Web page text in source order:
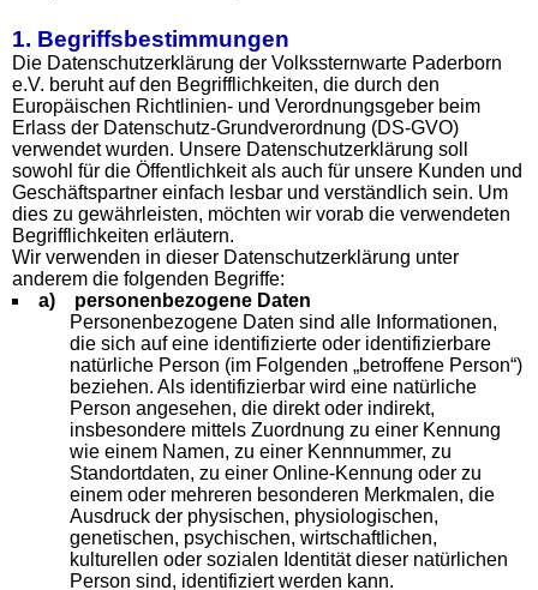
1. Begriffsbestimmungen
Die Datenschutzerklärung der Volkssternwarte Paderborn
e.V. beruht auf den Begrifflichkeiten, die durch den
Europäischen Richtlinien- und Verordnungsgeber beim
Erlass der Datenschutz-Grundverordnung (DS-GVO)
verwendet wurden. Unsere Datenschutzerklärung soll
sowohl für die Öffentlichkeit als auch für unsere Kunden und
Geschäftspartner einfach lesbar und verständlich sein. Um
dies zu gewährleisten, möchten wir vorab die verwendeten
Begrifflichkeiten erläutern.
Wir verwenden in dieser Datenschutzerklärung unter
anderem die folgenden Begriffe:
a) personenbezogene Daten
Personenbezogene Daten sind alle Informationen,
die sich auf eine identifizierte oder identifizierbare
natürliche Person (im Folgenden „betroffene Person“)
beziehen. Als identifizierbar wird eine natürliche
Person angesehen, die direkt oder indirekt,
insbesondere mittels Zuordnung zu einer Kennung
wie einem Namen, zu einer Kennnummer, zu
Standortdaten, zu einer Online-Kennung oder zu
einem oder mehreren besonderen Merkmalen, die
Ausdruck der physischen, physiologischen,
genetischen, psychischen, wirtschaftlichen,
kulturellen oder sozialen Identität dieser natürlichen
Person sind, identifiziert werden kann.